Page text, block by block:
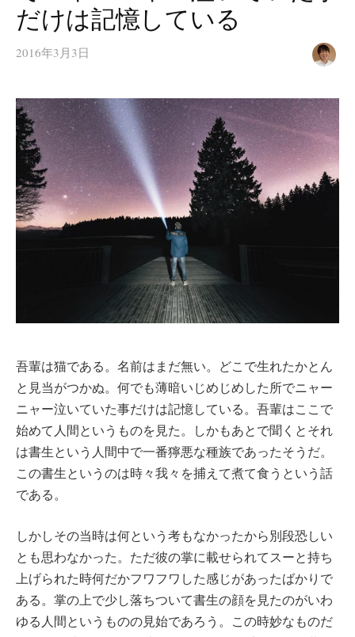
だけは記憶している
2016年3月3日
吾輩は猫である。名前はまだ無い。どこで生れたかとん
と見当がつかぬ。何でも薄暗いじめじめした所でニャー
ニャー泣いていた事だけは記憶している。吾輩はここで
始めて人間というものを見た。しかもあとで聞くとそれ
は書生という人間中で一番獰悪な種族であったそうだ。
この書生というのは時々我々を捕えて煮て食うという話
である。
しかしその当時は何という考もなかったから別段恐しい
とも思わなかった。ただ彼の掌に載せられてスーと持ち
上げられた時何だかフワフワした感じがあったばかりで
ある。掌の上で少し落ちついて書生の顔を見たのがいわ
ゆる人間というものの見始であろう。この時妙なものだ